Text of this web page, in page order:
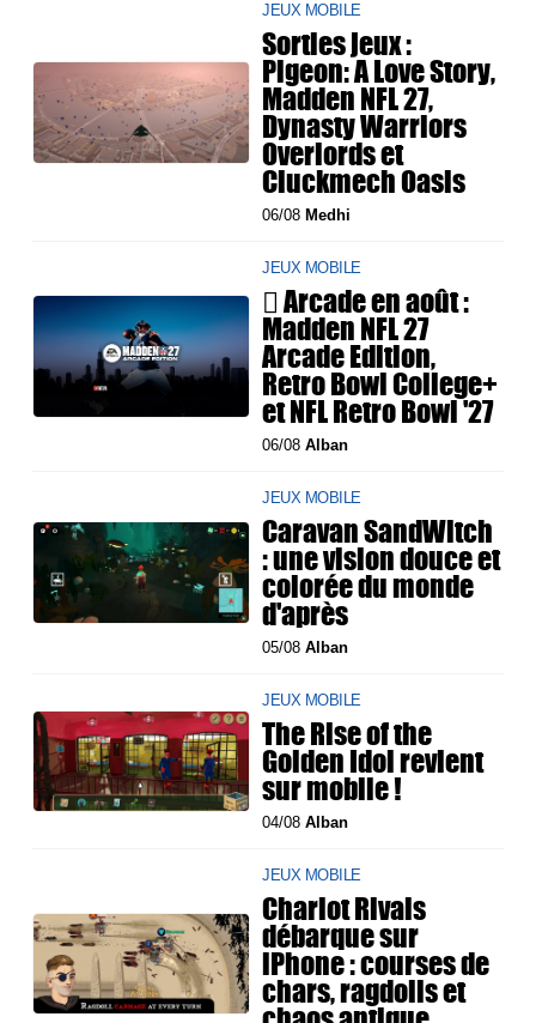
JEUX MOBILE
Sorties jeux :
Pigeon: A Love Story,
Madden NFL 27,
Dynasty Warriors
Overlords et
Cluckmech Oasis
06/08 Medhi
JEUX MOBILE
 Arcade en août :
Madden NFL 27
Arcade Edition,
Retro Bowl College+
et NFL Retro Bowl '27
06/08Alban
JEUX MOBILE
Caravan SandWitch
: une vision douce et
colorée du monde
d'après
05/08Alban
JEUX MOBILE
The Rise of the
Golden Idol revient
sur mobile !
04/08Alban
JEUX MOBILE
Chariot Rivals
débarque sur
iPhone : courses de
chars, ragdolls et